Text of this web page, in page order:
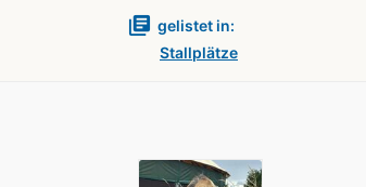
library_books gelistet in:
Stallplätze